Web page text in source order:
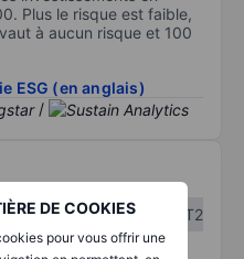
DE COOKIES
pour vous offrir une
Plus le risque est faible,
à aucun risque et 100
ESG (en anglais)
/
T1
T2